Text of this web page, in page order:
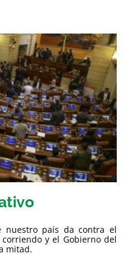
nuestro país da contra el
y el Gobierno del
mitad.